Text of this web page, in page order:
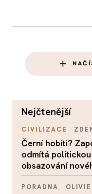
nejčtenější
CIVILIZACE
Černí hobiti?
odmítá
obsazování
PORADNA